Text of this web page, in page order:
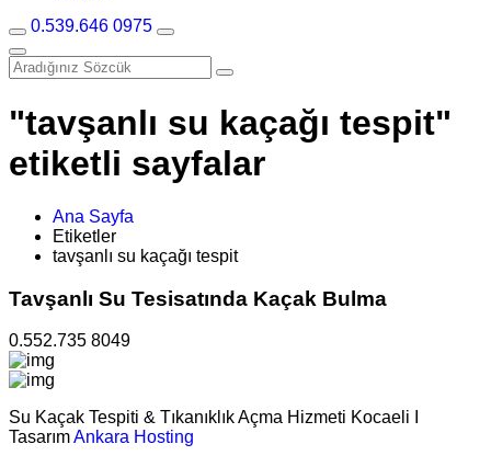
0.539.646 0975
"tavşanlı su kaçağı tespit"
etiketli sayfalar
Ana Sayfa
Etiketler
tavşanlı su kaçağı tespit
Tavşanlı Su Tesisatında Kaçak Bulma
0.552.735 8049
Su Kaçak Tespiti & Tıkanıklık Açma Hizmeti Kocaeli I
TasarımAnkara Hosting